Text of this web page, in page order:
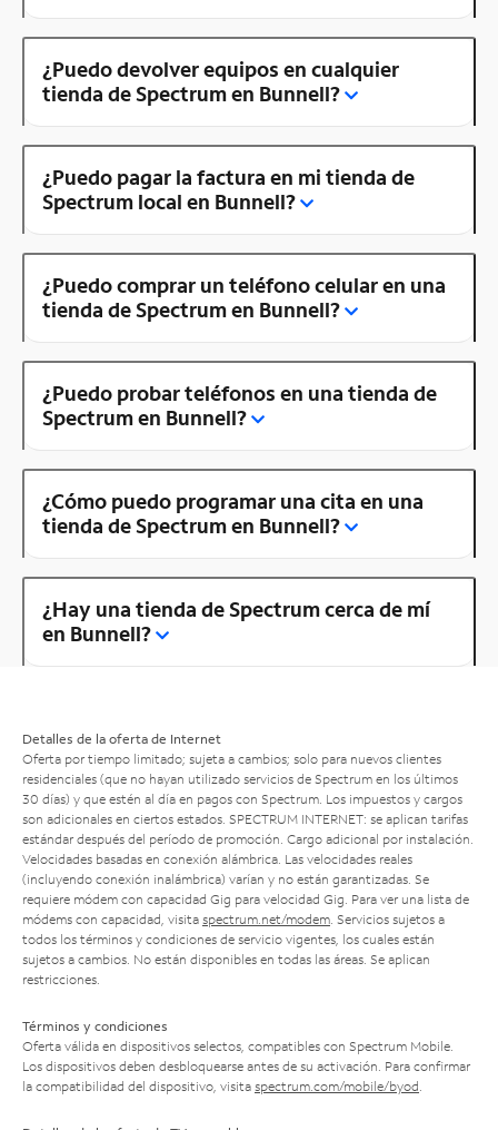
¿Puedo devolver equipos en cualquier
tienda de Spectrum en Bunnell?
¿Puedo pagar la factura en mi tienda de
Spectrum local en Bunnell?
¿Puedo comprar un teléfono celular en una
tienda de Spectrum en Bunnell?
¿Puedo probar teléfonos en una tienda de
Spectrum en Bunnell?
¿Cómo puedo programar una cita en una
tienda de Spectrum en Bunnell?
¿Hay una tienda de Spectrum cerca de mí
en Bunnell?
Detalles de la oferta de Internet
Oferta por tiempo limitado; sujeta a cambios; solo para nuevos clientes
residenciales (que no hayan utilizado servicios de Spectrum en los últimos
30 días) y que estén al día en pagos con Spectrum. Los impuestos y cargos
son adicionales en ciertos estados. SPECTRUM INTERNET: se aplican tarifas
estándar después del período de promoción. Cargo adicional por instalación.
Velocidades basadas en conexión alámbrica. Las velocidades reales
(incluyendo conexión inalámbrica) varían y no están garantizadas. Se
requiere módem con capacidad Gig para velocidad Gig. Para ver una lista de
módems con capacidad, visita spectrum.net/modem . Servicios sujetos a
todos los términos y condiciones de servicio vigentes, los cuales están
sujetos a cambios. No están disponibles en todas las áreas. Se aplican
restricciones.
Términos y condiciones
Oferta válida en dispositivos selectos, compatibles con Spectrum Mobile.
Los dispositivos deben desbloquearse antes de su activación. Para confirmar
la compatibilidad del dispositivo, visita spectrum.com/mobile/byod